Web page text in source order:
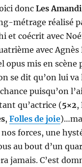
doncLes
métrage réalisé
et coécrit avec
avec Agnès
opus mis en scène
se dit qu’on lui
puisqu’on
qu’actrice (5×2,
,Folles de joie
forces, une
au bout d’un
jamais. C’est